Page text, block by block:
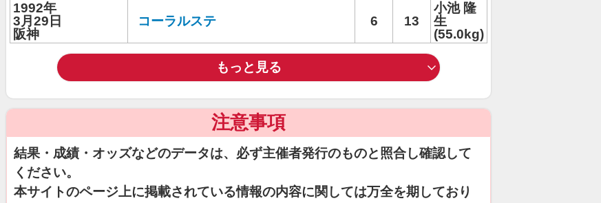
1992年
3月29日
阪神
コーラルステ 6 13
小池 隆
生
(55.0kg)
もっと見る
注意事項
結果・成績・オッズなどのデータは、必ず主催者発行のものと照合し確認して
ください。
本サイトのページ上に掲載されている情報の内容に関しては万全を期しており